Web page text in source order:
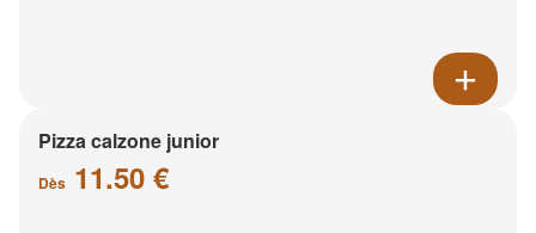
Pizza calzone junior
Dès 11.50 €